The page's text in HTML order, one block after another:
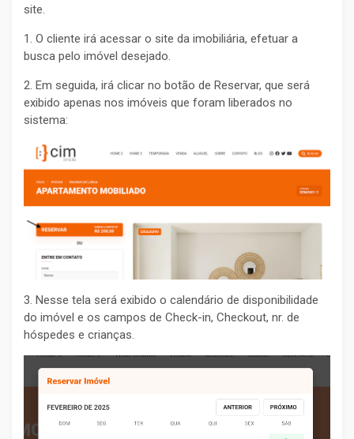
site.
1. O cliente irá acessar o site da imobiliária, efetuar a
busca pelo imóvel desejado.
2. Em seguida, irá clicar no botão de Reservar, que será
exibido apenas nos imóveis que foram liberados no
sistema:
3. Nesse tela será exibido o calendário de disponibilidade
do imóvel e os campos de Check-in, Checkout, nr. de
hóspedes e crianças.